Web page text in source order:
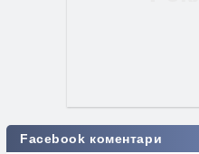
Facebook коментари